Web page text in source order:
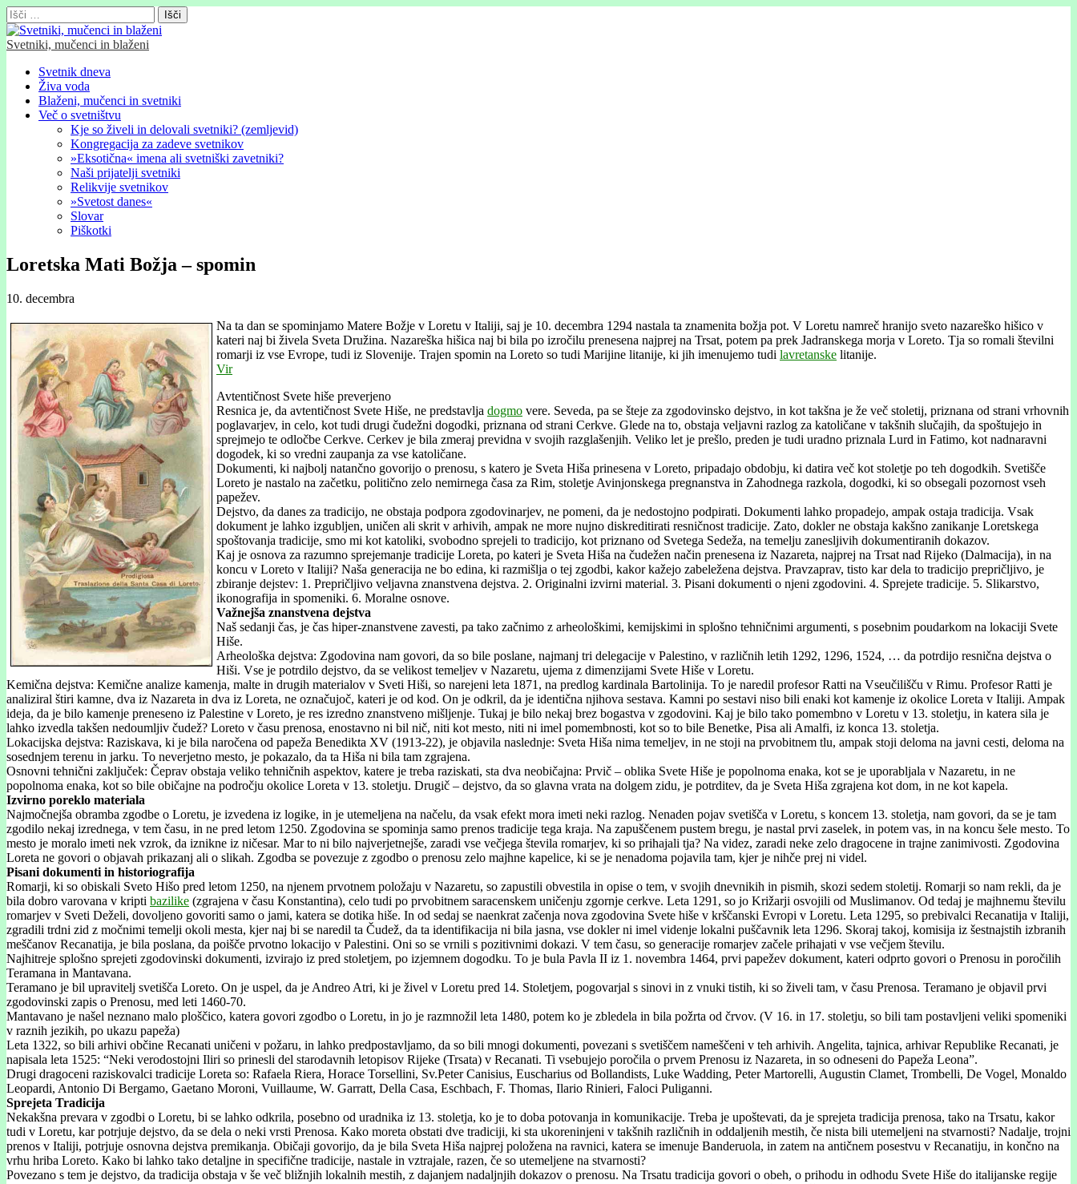
Išči:
Svetniki, mučenci in blaženi
Glavni
meni
Skip
content
Svetnik dneva
Živa voda
Blaženi, mučenci in svetniki
Več o svetništvu
Kje so živeli in delovali svetniki? (zemljevid)
Kongregacija za zadeve svetnikov
»Eksotična« imena ali svetniški zavetniki?
Naši prijatelji svetniki
Relikvije svetnikov
»Svetost danes«
Slovar
Piškotki
Loretska Mati Božja – spomin
10. decembra
Na ta dan se spominjamo Matere Božje v Loretu v Italiji, saj je 10. decembra 1294 nastala ta znamenita božja pot. V Loretu namreč hranijo sveto nazareško hišico v
kateri naj bi živela Sveta Družina. Nazareška hišica naj bi bila po izročilu prenesena najprej na Trsat, potem pa prek Jadranskega morja v Loreto. Tja so romali številni
romarji iz vse Evrope, tudi iz Slovenije. Trajen spomin na Loreto so tudi Marijine litanije, ki jih imenujemo tudi lavretanske litanije.
Vir
Avtentičnost Svete hiše preverjeno
Resnica je, da avtentičnost Svete Hiše, ne predstavlja dogmo vere. Seveda, pa se šteje za zgodovinsko dejstvo, in kot takšna je že več stoletij, priznana od strani vrhovnih
poglavarjev, in celo, kot tudi drugi čudežni dogodki, priznana od strani Cerkve. Glede na to, obstaja veljavni razlog za katoličane v takšnih slučajih, da spoštujejo in
sprejmejo te odločbe Cerkve. Cerkev je bila zmeraj previdna v svojih razglašenjih. Veliko let je prešlo, preden je tudi uradno priznala Lurd in Fatimo, kot nadnaravni
dogodek, ki so vredni zaupanja za vse katoličane.
Dokumenti, ki najbolj natančno govorijo o prenosu, s katero je Sveta Hiša prinesena v Loreto, pripadajo obdobju, ki datira več kot stoletje po teh dogodkih. Svetišče
Loreto je nastalo na začetku, politično zelo nemirnega časa za Rim, stoletje Avinjonskega pregnanstva in Zahodnega razkola, dogodki, ki so obsegali pozornost vseh
papežev.
Dejstvo, da danes za tradicijo, ne obstaja podpora zgodovinarjev, ne pomeni, da je nedostojno podpirati. Dokumenti lahko propadejo, ampak ostaja tradicija. Vsak
dokument je lahko izgubljen, uničen ali skrit v arhivih, ampak ne more nujno diskreditirati resničnost tradicije. Zato, dokler ne obstaja kakšno zanikanje Loretskega
spoštovanja tradicije, smo mi kot katoliki, svobodno sprejeli to tradicijo, kot priznano od Svetega Sedeža, na temelju zanesljivih dokumentiranih dokazov.
Kaj je osnova za razumno sprejemanje tradicije Loreta, po kateri je Sveta Hiša na čudežen način prenesena iz Nazareta, najprej na Trsat nad Rijeko (Dalmacija), in na
koncu v Loreto v Italiji? Naša generacija ne bo edina, ki razmišlja o tej zgodbi, kakor kažejo zabeležena dejstva. Pravzaprav, tisto kar dela to tradicijo prepričljivo, je
zbiranje dejstev: 1. Prepričljivo veljavna znanstvena dejstva. 2. Originalni izvirni material. 3. Pisani dokumenti o njeni zgodovini. 4. Sprejete tradicije. 5. Slikarstvo,
ikonografija in spomeniki. 6. Moralne osnove.
Važnejša znanstvena dejstva
Naš sedanji čas, je čas hiper-znanstvene zavesti, pa tako začnimo z arheološkimi, kemijskimi in splošno tehničnimi argumenti, s posebnim poudarkom na lokaciji Svete
Hiše.
Arheološka dejstva: Zgodovina nam govori, da so bile poslane, najmanj tri delegacije v Palestino, v različnih letih 1292, 1296, 1524, … da potrdijo resnična dejstva o
Hiši. Vse je potrdilo dejstvo, da se velikost temeljev v Nazaretu, ujema z dimenzijami Svete Hiše v Loretu.
Kemična dejstva: Kemične analize kamenja, malte in drugih materialov v Sveti Hiši, so narejeni leta 1871, na predlog kardinala Bartolinija. To je naredil profesor Ratti na Vseučilišču v Rimu. Profesor Ratti je
analiziral štiri kamne, dva iz Nazareta in dva iz Loreta, ne označujoč, kateri je od kod. On je odkril, da je identična njihova sestava. Kamni po sestavi niso bili enaki kot kamenje iz okolice Loreta v Italiji. Ampak
ideja, da je bilo kamenje preneseno iz Palestine v Loreto, je res izredno znanstveno mišljenje. Tukaj je bilo nekaj brez bogastva v zgodovini. Kaj je bilo tako pomembno v Loretu v 13. stoletju, in katera sila je
lahko izvedla takšen nedoumljiv čudež? Loreto v času prenosa, enostavno ni bil nič, niti kot mesto, niti ni imel pomembnosti, kot so to bile Benetke, Pisa ali Amalfi, iz konca 13. stoletja.
Lokacijska dejstva: Raziskava, ki je bila naročena od papeža Benedikta XV (1913-22), je objavila naslednje: Sveta Hiša nima temeljev, in ne stoji na prvobitnem tlu, ampak stoji deloma na javni cesti, deloma na
sosednjem terenu in jarku. To neverjetno mesto, je pokazalo, da ta Hiša ni bila tam zgrajena.
Osnovni tehnični zaključek: Čeprav obstaja veliko tehničnih aspektov, katere je treba raziskati, sta dva neobičajna: Prvič – oblika Svete Hiše je popolnoma enaka, kot se je uporabljala v Nazaretu, in ne
popolnoma enaka, kot so bile običajne na področju okolice Loreta v 13. stoletju. Drugič – dejstvo, da so glavna vrata na dolgem zidu, je potrditev, da je Sveta Hiša zgrajena kot dom, in ne kot kapela.
Izvirno poreklo materiala
Najmočnejša obramba zgodbe o Loretu, je izvedena iz logike, in je utemeljena na načelu, da vsak efekt mora imeti neki razlog. Nenaden pojav svetišča v Loretu, s koncem 13. stoletja, nam govori, da se je tam
zgodilo nekaj izrednega, v tem času, in ne pred letom 1250. Zgodovina se spominja samo prenos tradicije tega kraja. Na zapuščenem pustem bregu, je nastal prvi zaselek, in potem vas, in na koncu šele mesto. To
mesto je moralo imeti nek vzrok, da iznikne iz ničesar. Mar to ni bilo najverjetnejše, zaradi vse večjega števila romarjev, ki so prihajali tja? Na videz, zaradi neke zelo dragocene in trajne zanimivosti. Zgodovina
Loreta ne govori o objavah prikazanj ali o slikah. Zgodba se povezuje z zgodbo o prenosu zelo majhne kapelice, ki se je nenadoma pojavila tam, kjer je nihče prej ni videl.
Pisani dokumenti in historiografija
Romarji, ki so obiskali Sveto Hišo pred letom 1250, na njenem prvotnem položaju v Nazaretu, so zapustili obvestila in opise o tem, v svojih dnevnikih in pismih, skozi sedem stoletij. Romarji so nam rekli, da je
bila dobro varovana v kripti bazilike (zgrajena v času Konstantina), celo tudi po prvobitnem saracenskem uničenju zgornje cerkve. Leta 1291, so jo Križarji osvojili od Muslimanov. Od tedaj je majhnemu številu
romarjev v Sveti Deželi, dovoljeno govoriti samo o jami, katera se dotika hiše. In od sedaj se naenkrat začenja nova zgodovina Svete hiše v krščanski Evropi v Loretu. Leta 1295, so prebivalci Recanatija v Italiji,
zgradili trdni zid z močnimi temelji okoli mesta, kjer naj bi se naredil ta Čudež, da ta identifikacija ni bila jasna, vse dokler ni imel videnje lokalni puščavnik leta 1296. Skoraj takoj, komisija iz šestnajstih izbranih
meščanov Recanatija, je bila poslana, da poišče prvotno lokacijo v Palestini. Oni so se vrnili s pozitivnimi dokazi. V tem času, so generacije romarjev začele prihajati v vse večjem številu.
Najhitreje splošno sprejeti zgodovinski dokumenti, izvirajo iz pred stoletjem, po izjemnem dogodku. To je bula Pavla II iz 1. novembra 1464, prvi papežev dokument, kateri odprto govori o Prenosu in poročilih
Teramana in Mantavana.
Teramano je bil upravitelj svetišča Loreto. On je uspel, da je Andreo Atri, ki je živel v Loretu pred 14. Stoletjem, pogovarjal s sinovi in z vnuki tistih, ki so živeli tam, v času Prenosa. Teramano je objavil prvi
zgodovinski zapis o Prenosu, med leti 1460-70.
Mantavano je našel neznano malo ploščico, katera govori zgodbo o Loretu, in jo je razmnožil leta 1480, potem ko je zbledela in bila požrta od črvov. (V 16. in 17. stoletju, so bili tam postavljeni veliki spomeniki
v raznih jezikih, po ukazu papeža)
Leta 1322, so bili arhivi občine Recanati uničeni v požaru, in lahko predpostavljamo, da so bili mnogi dokumenti, povezani s svetiščem nameščeni v teh arhivih. Angelita, tajnica, arhivar Republike Recanati, je
napisala leta 1525: “Neki verodostojni Iliri so prinesli del starodavnih letopisov Rijeke (Trsata) v Recanati. Ti vsebujejo poročila o prvem Prenosu iz Nazareta, in so odneseni do Papeža Leona”.
Drugi dragoceni raziskovalci tradicije Loreta so: Rafaela Riera, Horace Torsellini, Sv.Peter Canisius, Euscharius od Bollandists, Luke Wadding, Peter Martorelli, Augustin Clamet, Trombelli, De Vogel, Monaldo
Leopardi, Antonio Di Bergamo, Gaetano Moroni, Vuillaume, W. Garratt, Della Casa, Eschbach, F. Thomas, Ilario Rinieri, Faloci Puliganni.
Sprejeta Tradicija
Nekakšna prevara v zgodbi o Loretu, bi se lahko odkrila, posebno od uradnika iz 13. stoletja, ko je to doba potovanja in komunikacije. Treba je upoštevati, da je sprejeta tradicija prenosa, tako na Trsatu, kakor
tudi v Loretu, kar potrjuje dejstvo, da se dela o neki vrsti Prenosa. Kako moreta obstati dve tradiciji, ki sta ukoreninjeni v takšnih različnih in oddaljenih mestih, če nista bili utemeljeni na stvarnosti? Nadalje, trojni
prenos v Italiji, potrjuje osnovna dejstva premikanja. Običaji govorijo, da je bila Sveta Hiša najprej položena na ravnici, katera se imenuje Banderuola, in zatem na antičnem posestvu v Recanatiju, in končno na
vrhu hriba Loreto. Kako bi lahko tako detaljne in specifične tradicije, nastale in vztrajale, razen, če so utemeljene na stvarnosti?
Povezano s tem je dejstvo, da tradicija obstaja v še več bližnjih lokalnih mestih, z dajanjem nadaljnjih dokazov o prenosu. Na Trsatu tradicija govori o obeh, o prihodu in odhodu Svete Hiše do italijanske regije